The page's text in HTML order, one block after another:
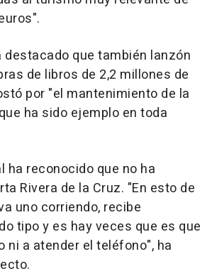
destacado que también lanzón
de libros de 2,2 millones de
por "el mantenimiento de la
ha sido ejemplo en toda
ha reconocido que no ha
Rivera de la Cruz. "En esto de
uno corriendo, recibe
tipo y es hay veces que es que
ni a atender el teléfono", ha